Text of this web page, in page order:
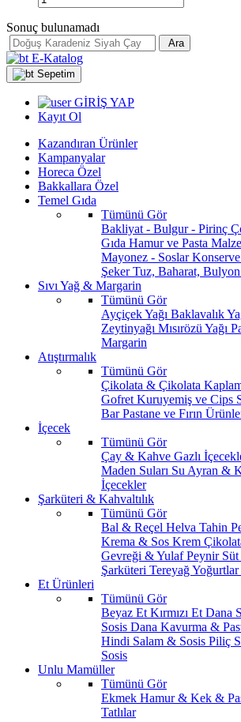
Sonuç bulunamadı
Ara
E-Katalog
Sepetim
GİRİŞ YAP
Kayıt Ol
Kazandıran Ürünler
Kampanyalar
Horeca Özel
Bakkallara Özel
Temel Gıda
Tümünü Gör
Bakliyat - Bulgur - Pirinç
Gıda Hamur ve Pasta
Mayonez - Soslar
ŞekerTuz, Baharat, Bulyon
Sıvı Yağ & Margarin
Tümünü Gör
Ayçiçek Yağı Baklavalık
Zeytinyağı Mısırözü Yağı
Margarin
Atıştırmalık
Tümünü Gör
Çikolata & Çikolata
Gofret Kuruyemiş ve Cips
BarPastane ve Fırın
İçecek
Tümünü Gör
Çay & Kahve Gazlı
Maden Suları Su Ayran &
İçecekler
Şarküteri & Kahvaltılık
Tümünü Gör
Bal & Reçel Helva Tahin
Krema & Sos Krem
Gevreği & YulafPeynir
Şarküteri TereyağYoğurtlar
Et Ürünleri
Tümünü Gör
Beyaz Et Kırmızı Et Dana
Sosis Dana Kavurma &
Hindi Salam & Sosis Piliç
Sosis
Unlu Mamüller
Tümünü Gör
Ekmek Hamur & Kek &
Tatlılar